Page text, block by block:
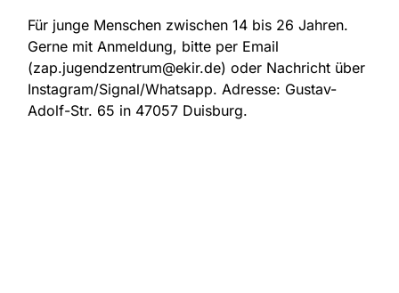
Für junge Menschen zwischen 14 bis 26 Jahren.
Gerne mit Anmeldung, bitte per Email
(zap.jugendzentrum@ekir.de) oder Nachricht über
Instagram/Signal/Whatsapp. Adresse: Gustav-
Adolf-Str. 65 in 47057 Duisburg.